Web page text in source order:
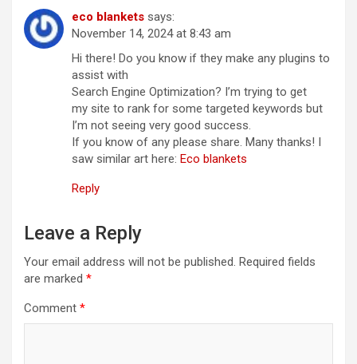
eco blankets says:
November 14, 2024 at 8:43 am
Hi there! Do you know if they make any plugins to
assist with
Search Engine Optimization? I’m trying to get
my site to rank for some targeted keywords but
I’m not seeing very good success.
If you know of any please share. Many thanks! I
saw similar art here: Eco blankets
Reply
Leave a Reply
Your email address will not be published. Required fields
are marked *
Comment *